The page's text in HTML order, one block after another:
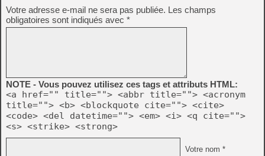
Votre adresse e-mail ne sera pas publiée. Les champs
obligatoires sont indiqués avec *
NOTE - Vous pouvez utilisez ces tags et attributs HTML:
<a href="" title=""> <abbr title=""> <acronym
title=""> <b> <blockquote cite=""> <cite>
<code> <del datetime=""> <em> <i> <q cite="">
<s> <strike> <strong>
Votre nom *